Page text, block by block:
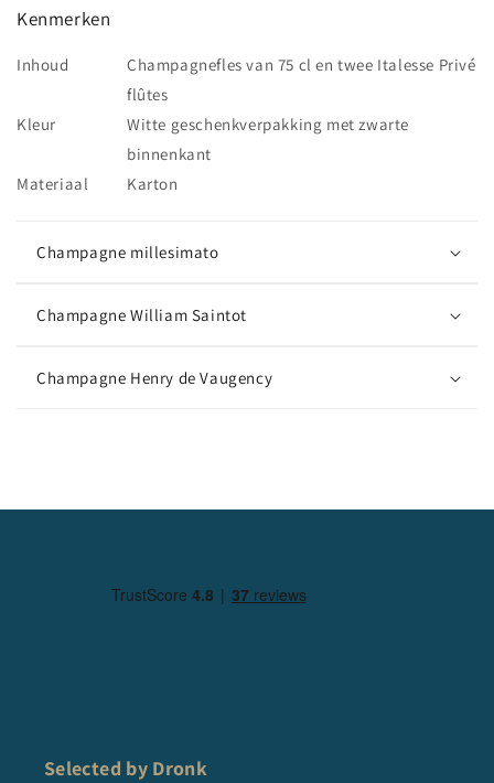
Kenmerken
Inhoud
Champagnefles van 75 cl en twee Italesse Privé
flûtes
Kleur
Witte geschenkverpakking met zwarte
binnenkant
Materiaal
Karton
Champagne millesimato
Champagne William Saintot
Champagne Henry de Vaugency
Selected by Dronk